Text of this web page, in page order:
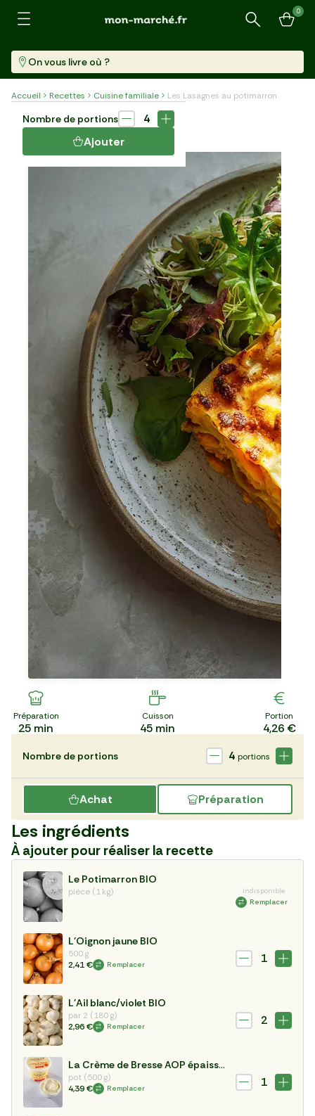
Recherche
0
On vous livre où ?
Accueil Recettes Cuisine familiale
Les Lasagnes au potimarron
LES LASAGNES AU POTIMARRON
Préparation
25 min
Cuisson
45 min
Portion
4,26 €
Nombre de portions
4
Ajouter
Achat Préparation
Nombre de portions 4 portions
Les ingrédients
À ajouter pour réaliser la recette
Le Potimarron BIO
pièce (1 kg)
Indisponible
Remplacer
L'Oignon jaune BIO
500 g
2,41 €
Remplacer 1
L'Ail blanc/violet BIO
par 2 (180 g)
2,96 €
Remplacer 2
La Crème de Bresse AOP épaisse 35%
pot (500 g)
4,39 €
Remplacer 1